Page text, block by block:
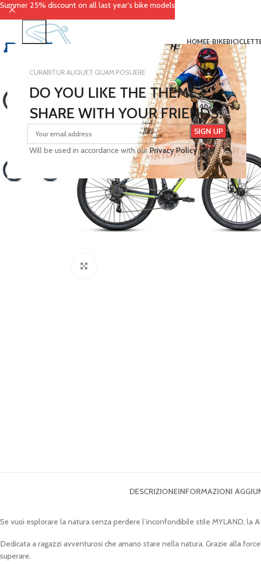
CURABITUR ALIQUET QUAM POSUERE
DO YOU LIKE THE THEME?
SHARE WITH YOUR FRIENDS!
Will be used in accordance with ourPrivacy Policy
HOMEE-BIKE
DESCRIZIONEINFORMAZIONI
Se vuoi esplorare la natura senza perdere l’inconfondibile stile MYLAND, la
Dedicata a ragazzi avventurosi che amano stare nella natura. Grazie alla
superare.
Summer 25% discount on all last year's bike models